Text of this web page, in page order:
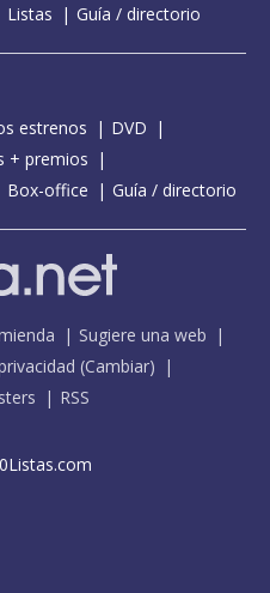
Listas Guía / directorio
estrenos
DVD
+ premios
Box-office Guía / directorio
Sugiere una web
(Cambiar)
RSS